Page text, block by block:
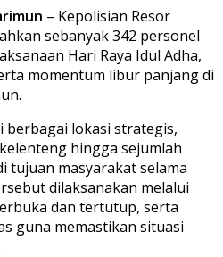
– Kepolisian Resor
sebanyak 342 personel
Hari Raya Idul Adha,
momentum libur panjang di
berbagai lokasi strategis,
hingga sejumlah
tujuan masyarakat selama
dilaksanakan melalui
dan tertutup, serta
guna memastikan situasi